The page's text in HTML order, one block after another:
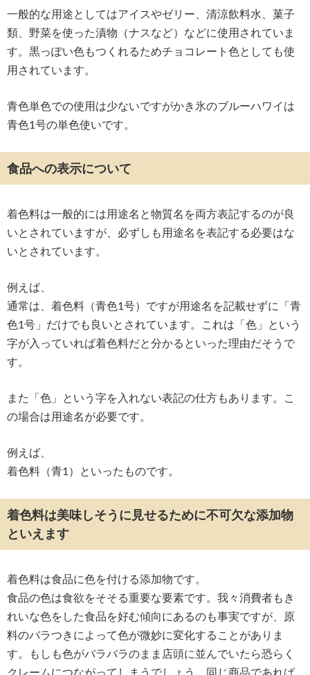
一般的な用途としてはアイスやゼリー、清涼飲料水、菓子
類、野菜を使った漬物（ナスなど）などに使用されていま
す。黒っぽい色もつくれるためチョコレート色としても使
用されています。
青色単色での使用は少ないですがかき氷のブルーハワイは
青色1号の単色使いです。
食品への表示について
着色料は一般的には用途名と物質名を両方表記するのが良
いとされていますが、必ずしも用途名を表記する必要はな
いとされています。
例えば、
通常は、着色料（青色1号）ですが用途名を記載せずに「青
色1号」だけでも良いとされています。これは「色」という
字が入っていれば着色料だと分かるといった理由だそうで
す。
また「色」という字を入れない表記の仕方もあります。こ
の場合は用途名が必要です。
例えば、
着色料（青1）といったものです。
着色料は美味しそうに見せるために不可欠な添加物
といえます
着色料は食品に色を付ける添加物です。
食品の色は食欲をそそる重要な要素です。我々消費者もき
れいな色をした食品を好む傾向にあるのも事実ですが、原
料のバラつきによって色が微妙に変化することがありま
す。もしも色がバラバラのまま店頭に並んでいたら恐らく